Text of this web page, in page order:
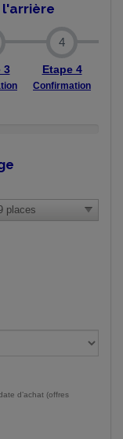
l'arrière
3
4
Etape 4
Confirmation
d’achat (offres